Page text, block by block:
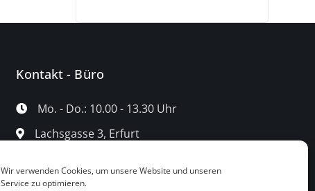
Wir verwenden Cookies, um unsere Website und unseren
Service zu optimieren.
Kontakt - Büro
Mo. - Do.: 10.00 - 13.30 Uhr
Lachsgasse 3, Erfurt
kontakt@tanztheater-erfurt.de